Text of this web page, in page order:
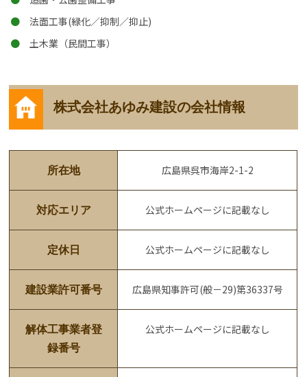
法面工事(緑化／抑制／抑止)
土木業（民間工事）
株式会社あゆみ建設の会社情報
所在地 広島県呉市海岸2-1-2
対応エリア 公式ホームページに記載なし
定休日 公式ホームページに記載なし
建設業許可番号 広島県知事許可(般－29)第36337号
解体工事業者登
録番号
公式ホームページに記載なし